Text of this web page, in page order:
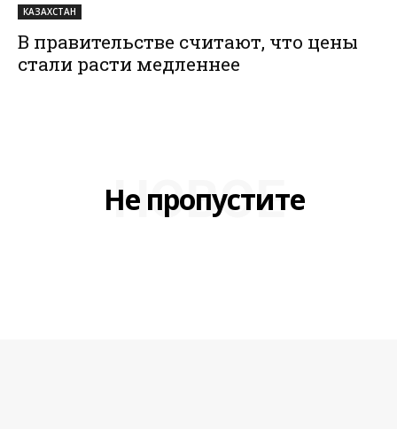
КАЗАХСТАН
В правительстве считают, что цены
стали расти медленнее
Не пропустите
НОВОЕ